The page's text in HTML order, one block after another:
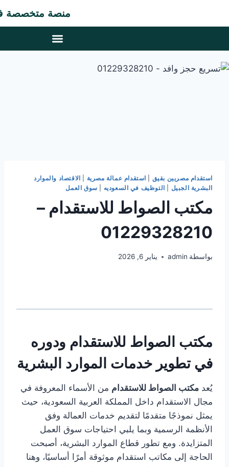
منصة متخصصة في
استقدام مصريين بقيق استقدام عمالة مصرية
الاقتصاد والموارد
البشرية الجبيل
التوظيف في السعوديه سوق العمل
مكتب الصواط للاستقدام –
01229328210
بواسطة admin يناير 6, 2026
مكتب الصواط للاستقدام ودوره
في تطوير خدمات الموارد البشرية
يُعد مكتب الصواط للاستقدام من الأسماء المعروفة في
مجال الاستقدام داخل المملكة العربية السعودية، حيث
يمثل نموذجًا متقدمًا لتقديم خدمات العمالة وفق
الأنظمة الرسمية وبما يلبي احتياجات سوق العمل
المتزايدة. ومع تطور قطاع الموارد البشرية، أصبحت
الحاجة إلى مكاتب استقدام موثوقة أمرًا أساسيًا، وهنا